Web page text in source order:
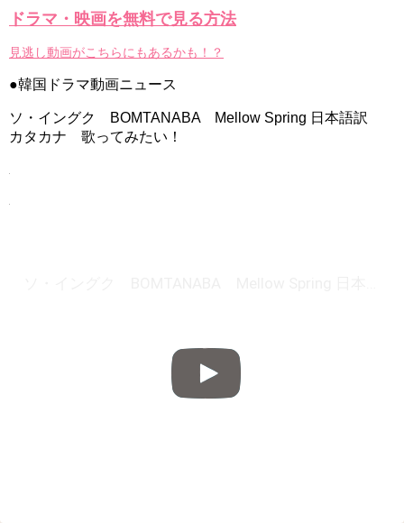
ドラマ・映画を無料で見る方法
見逃し動画がこちらにもあるかも！？
●韓国ドラマ動画ニュース
ソ・イングク BOMTANABA Mellow Spring 日本語訳
カタカナ 歌ってみたい！